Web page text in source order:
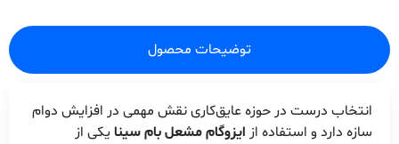
توضیحات محصول
انتخاب درست در حوزه عایق‌کاری نقش مهمی در افزایش دوام
سازه دارد و استفاده از ایزوگام مشعل بام سینا یکی از